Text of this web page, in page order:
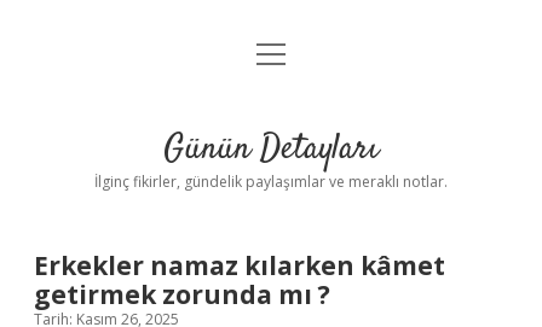
Gizlilik Politikası
Yasal Uyarı
menüyü
Günün Detayları
İlginç fikirler, gündelik paylaşımlar ve meraklı notlar.
Erkekler namaz kılarken kâmet
getirmek zorunda mı ?
Tarih: Kasım 26, 2025